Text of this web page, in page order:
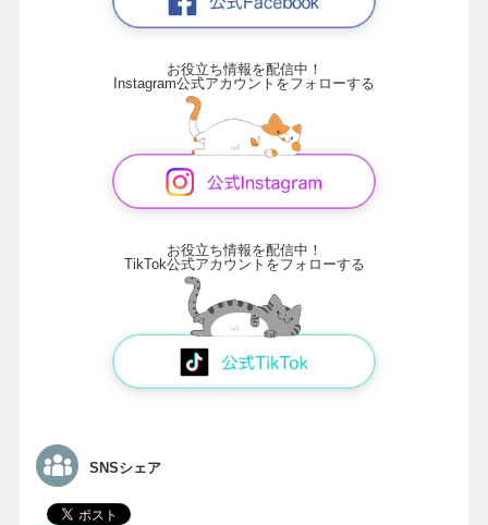
お役立ち情報を配信中！
Instagram公式アカウントをフォローする
お役立ち情報を配信中！
TikTok公式アカウントをフォローする
SNSシェア